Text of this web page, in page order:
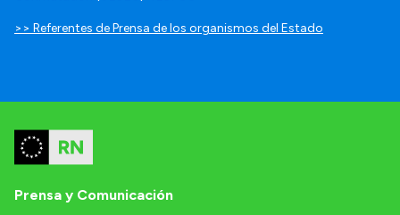
>> Referentes de Prensa de los organismos del Estado
Prensa y Comunicación